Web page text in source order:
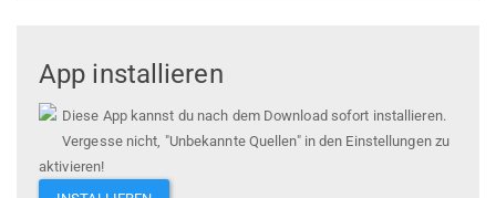
App installieren
Diese App kannst du nach dem Download sofort installieren.
Vergesse nicht, "Unbekannte Quellen" in den Einstellungen zu
aktivieren!